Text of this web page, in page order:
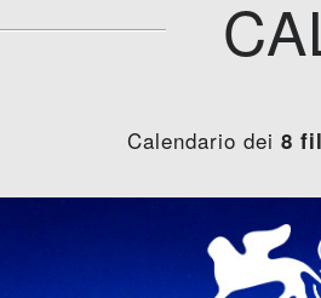
Calendario dei 8